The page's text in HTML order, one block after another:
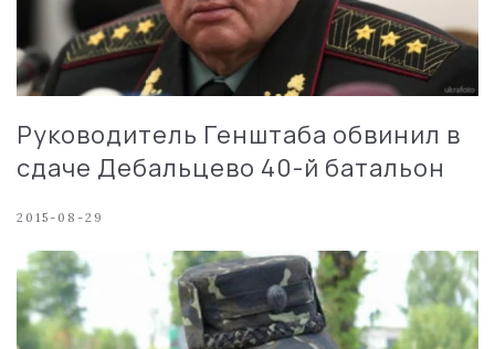
Руководитель Генштаба обвинил в
сдаче Дебальцево 40-й батальон
2015-08-29